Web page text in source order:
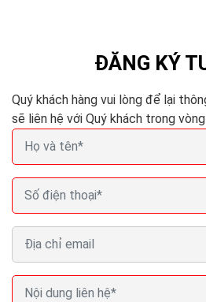
ĐĂNG KÝ
Quý khách hàng vui lòng để lại
sẽ liên hệ với Quý khách trong